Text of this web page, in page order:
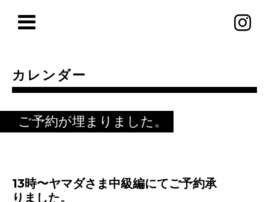
カレンダー
ご予約が埋まりました。
13時〜ヤマダさま中級編にてご予約承
りました。